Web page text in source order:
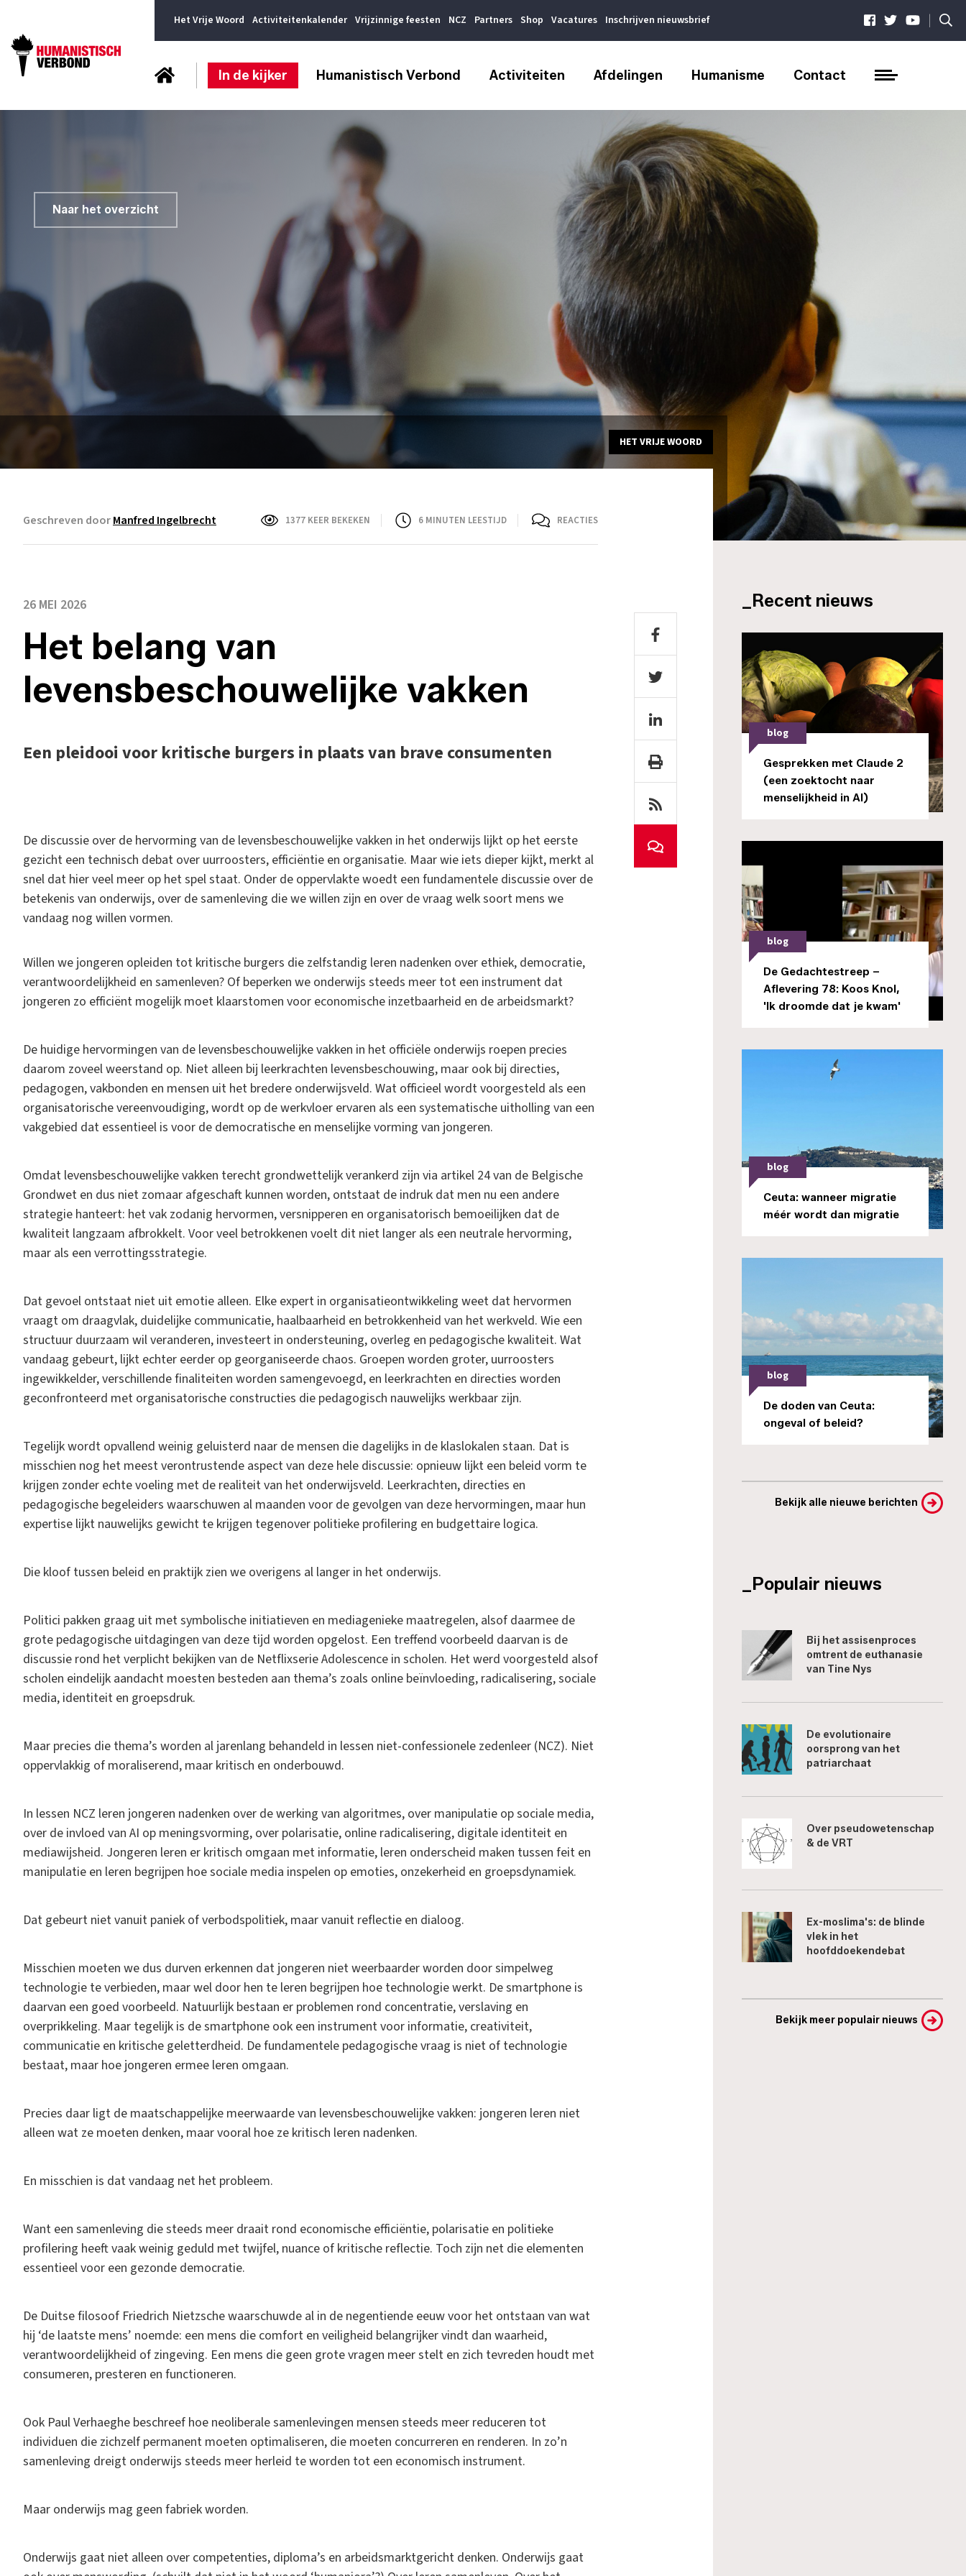
Het Vrije Woord Activiteitenkalender Vrijzinnige feesten NCZ Partners Shop Vacatures Inschrijven nieuwsbrief |
In de kijker Humanistisch Verbond Activiteiten Afdelingen Humanisme Contact
Naar het overzicht
HET VRIJE WOORD
Geschreven doorManfred Ingelbrecht 1377 KEER BEKEKEN 6 MINUTEN LEESTIJD REACTIES
26 MEI 2026
Het belang van
levensbeschouwelijke vakken
Een pleidooi voor kritische burgers in plaats van brave consumenten
De discussie over de hervorming van de levensbeschouwelijke vakken in het onderwijs lijkt op het eerste
gezicht een technisch debat over uurroosters, efficiëntie en organisatie. Maar wie iets dieper kijkt, merkt al
snel dat hier veel meer op het spel staat. Onder de oppervlakte woedt een fundamentele discussie over de
betekenis van onderwijs, over de samenleving die we willen zijn en over de vraag welk soort mens we
vandaag nog willen vormen.
Willen we jongeren opleiden tot kritische burgers die zelfstandig leren nadenken over ethiek, democratie,
verantwoordelijkheid en samenleven? Of beperken we onderwijs steeds meer tot een instrument dat
jongeren zo efficiënt mogelijk moet klaarstomen voor economische inzetbaarheid en de arbeidsmarkt?
De huidige hervormingen van de levensbeschouwelijke vakken in het officiële onderwijs roepen precies
daarom zoveel weerstand op. Niet alleen bij leerkrachten levensbeschouwing, maar ook bij directies,
pedagogen, vakbonden en mensen uit het bredere onderwijsveld. Wat officieel wordt voorgesteld als een
organisatorische vereenvoudiging, wordt op de werkvloer ervaren als een systematische uitholling van een
vakgebied dat essentieel is voor de democratische en menselijke vorming van jongeren.
Omdat levensbeschouwelijke vakken terecht grondwettelijk verankerd zijn via artikel 24 van de Belgische
Grondwet en dus niet zomaar afgeschaft kunnen worden, ontstaat de indruk dat men nu een andere
strategie hanteert: het vak zodanig hervormen, versnipperen en organisatorisch bemoeilijken dat de
kwaliteit langzaam afbrokkelt. Voor veel betrokkenen voelt dit niet langer als een neutrale hervorming,
maar als een verrottingsstrategie.
Dat gevoel ontstaat niet uit emotie alleen. Elke expert in organisatieontwikkeling weet dat hervormen
vraagt om draagvlak, duidelijke communicatie, haalbaarheid en betrokkenheid van het werkveld. Wie een
structuur duurzaam wil veranderen, investeert in ondersteuning, overleg en pedagogische kwaliteit. Wat
vandaag gebeurt, lijkt echter eerder op georganiseerde chaos. Groepen worden groter, uurroosters
ingewikkelder, verschillende finaliteiten worden samengevoegd, en leerkrachten en directies worden
geconfronteerd met organisatorische constructies die pedagogisch nauwelijks werkbaar zijn.
Tegelijk wordt opvallend weinig geluisterd naar de mensen die dagelijks in de klaslokalen staan. Dat is
misschien nog het meest verontrustende aspect van deze hele discussie: opnieuw lijkt een beleid vorm te
krijgen zonder echte voeling met de realiteit van het onderwijsveld. Leerkrachten, directies en
pedagogische begeleiders waarschuwen al maanden voor de gevolgen van deze hervormingen, maar hun
expertise lijkt nauwelijks gewicht te krijgen tegenover politieke profilering en budgettaire logica.
Die kloof tussen beleid en praktijk zien we overigens al langer in het onderwijs.
Politici pakken graag uit met symbolische initiatieven en mediagenieke maatregelen, alsof daarmee de
grote pedagogische uitdagingen van deze tijd worden opgelost. Een treffend voorbeeld daarvan is de
discussie rond het verplicht bekijken van de Netflixserie Adolescence in scholen. Het werd voorgesteld alsof
scholen eindelijk aandacht moesten besteden aan thema’s zoals online beïnvloeding, radicalisering, sociale
media, identiteit en groepsdruk.
Maar precies die thema’s worden al jarenlang behandeld in lessen niet-confessionele zedenleer (NCZ). Niet
oppervlakkig of moraliserend, maar kritisch en onderbouwd.
In lessen NCZ leren jongeren nadenken over de werking van algoritmes, over manipulatie op sociale media,
over de invloed van AI op meningsvorming, over polarisatie, online radicalisering, digitale identiteit en
mediawijsheid. Jongeren leren er kritisch omgaan met informatie, leren onderscheid maken tussen feit en
manipulatie en leren begrijpen hoe sociale media inspelen op emoties, onzekerheid en groepsdynamiek.
Dat gebeurt niet vanuit paniek of verbodspolitiek, maar vanuit reflectie en dialoog.
Misschien moeten we dus durven erkennen dat jongeren niet weerbaarder worden door simpelweg
technologie te verbieden, maar wel door hen te leren begrijpen hoe technologie werkt. De smartphone is
daarvan een goed voorbeeld. Natuurlijk bestaan er problemen rond concentratie, verslaving en
overprikkeling. Maar tegelijk is de smartphone ook een instrument voor informatie, creativiteit,
communicatie en kritische geletterdheid. De fundamentele pedagogische vraag is niet of technologie
bestaat, maar hoe jongeren ermee leren omgaan.
Precies daar ligt de maatschappelijke meerwaarde van levensbeschouwelijke vakken: jongeren leren niet
alleen wat ze moeten denken, maar vooral hoe ze kritisch leren nadenken.
En misschien is dat vandaag net het probleem.
Want een samenleving die steeds meer draait rond economische efficiëntie, polarisatie en politieke
profilering heeft vaak weinig geduld met twijfel, nuance of kritische reflectie. Toch zijn net die elementen
essentieel voor een gezonde democratie.
De Duitse filosoof Friedrich Nietzsche waarschuwde al in de negentiende eeuw voor het ontstaan van wat
hij ‘de laatste mens’ noemde: een mens die comfort en veiligheid belangrijker vindt dan waarheid,
verantwoordelijkheid of zingeving. Een mens die geen grote vragen meer stelt en zich tevreden houdt met
consumeren, presteren en functioneren.
Ook Paul Verhaeghe beschreef hoe neoliberale samenlevingen mensen steeds meer reduceren tot
individuen die zichzelf permanent moeten optimaliseren, die moeten concurreren en renderen. In zo’n
samenleving dreigt onderwijs steeds meer herleid te worden tot een economisch instrument.
Maar onderwijs mag geen fabriek worden.
Onderwijs gaat niet alleen over competenties, diploma’s en arbeidsmarktgericht denken. Onderwijs gaat
_Recent nieuws
blog
Gesprekken met Claude 2
(een zoektocht naar
menselijkheid in AI)
blog
De Gedachtestreep –
Aflevering 78: Koos Knol,
'Ik droomde dat je kwam'
blog
Ceuta: wanneer migratie
méér wordt dan migratie
blog
De doden van Ceuta:
ongeval of beleid?
Bekijk alle nieuwe berichten
_Populair nieuws
Bij het assisenproces
omtrent de euthanasie
van Tine Nys
De evolutionaire
oorsprong van het
patriarchaat
Over pseudowetenschap
& de VRT
Ex-moslima's: de blinde
vlek in het
hoofddoekendebat
Bekijk meer populair nieuws